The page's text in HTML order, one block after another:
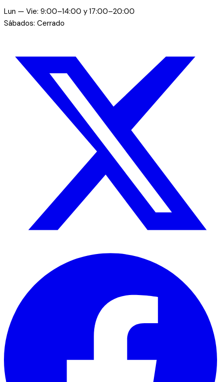
Lun — Vie: 9:00–14:00 y 17:00–20:00
Sábados: Cerrado